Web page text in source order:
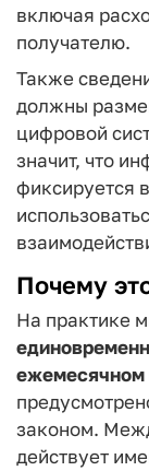
включая
получателю.
Также
должны
цифровой
значит, что
фиксируется
Почему
На практике
ежемесячном
законом.
действует